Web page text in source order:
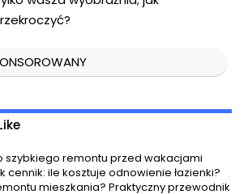
szybkiego remontu przed wakacjami
cennik: ile kosztuje odnowienie łazienki?
mieszkania? Praktyczny przewodnik